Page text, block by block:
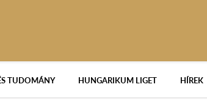
TUDOMÁNY HUNGARIKUM LIGET HÍREK